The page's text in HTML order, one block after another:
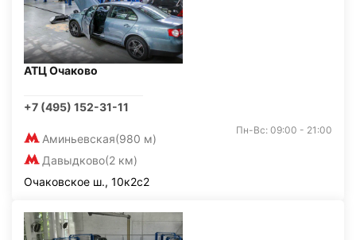
АТЦ Очаково
+7 (495) 152-31-11
Аминьевская(980 м)
Давыдково(2 км)
Пн-Вс: 09:00 - 21:00
Очаковское ш., 10к2с2